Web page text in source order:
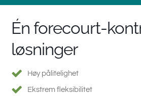
Én forecourt-
løsninger
Høy pålitelighet
Ekstrem fleksibilitet